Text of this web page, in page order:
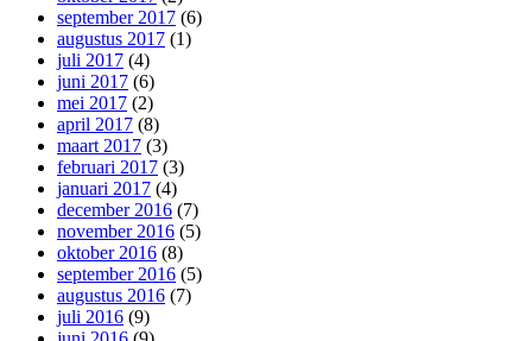
september 2017 (6)
augustus 2017 (1)
juli 2017 (4)
juni 2017 (6)
mei 2017 (2)
april 2017 (8)
maart 2017 (3)
februari 2017 (3)
januari 2017 (4)
december 2016 (7)
november 2016 (5)
oktober 2016 (8)
september 2016 (5)
augustus 2016 (7)
juli 2016 (9)